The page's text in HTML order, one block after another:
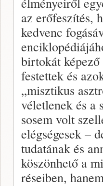
az erőfeszítés,
kedvenc
birtokát
festettek és
„misztikus
véletlenek és a
sosem volt
elégségesek –
tudatának és
köszönhető a
réseiben,